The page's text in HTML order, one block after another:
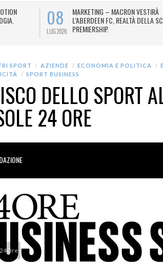
08
LUG 2026
MARKETING – MACRON VESTIRÀ
L’ABERDEEN FC, REALTÀ DELLA
PREMIERSHIP.
SPORT AZIENDE ECONOMIA E POLITICA
SPORT BUSINESS
DELLO SPORT
24 ORE